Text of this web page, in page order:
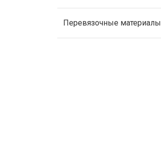
Перевязочные материалы